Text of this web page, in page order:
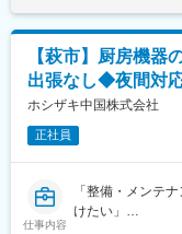
■定時退社推奨の
・会社全体とし
る社風
・設備の自動化を
す。
・平均年齢：38.2
・有給休暇平均取
身近な例では、
クルマ社会に欠
割を担っています
近年では、CO2削
CO2を回収し活
オン電池など
性能的に問題が
・検査（初期流動
【萩市】厨房機
出張なし◆夜間対
ホシザキ中国株式会社
正社員
仕事内容
「整備・メンテ
けたい」